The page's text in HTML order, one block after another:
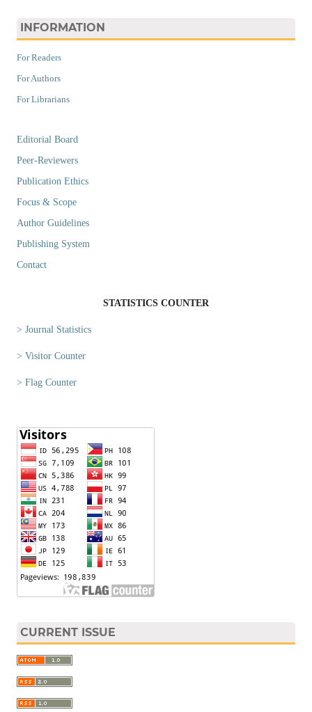
INFORMATION
For Readers
For Authors
For Librarians
Editorial Board
Peer-Reviewers
Publication Ethics
Focus & Scope
Author Guidelines
Publishing System
Contact
STATISTICS COUNTER
> Journal Statistics
> Visitor Counter
> Flag Counter
CURRENT ISSUE